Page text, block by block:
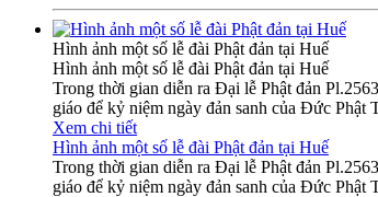
Hình ảnh một số lễ đài Phật đản tại Huế
Hình ảnh một số lễ đài Phật đản tại Huế
Trong thời gian diễn ra Đại lễ Phật đản
giáo để kỷ niệm ngày đản sanh của Đức Phật
Xem chi tiết
Hình ảnh một số lễ đài Phật đản tại Huế
Trong thời gian diễn ra Đại lễ Phật đản
giáo để kỷ niệm ngày đản sanh của Đức Phật